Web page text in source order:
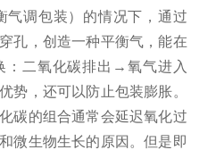
气调包装）的情况下，通过
孔，创造一种平衡气，能在
：二氧化碳排出→氧气进入
势，还可以防止包装膨胀。
碳的组合通常会延迟氧化过
微生物生长的原因。但是即